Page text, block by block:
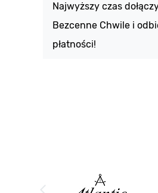
Najwyższy czas
Bezcenne Chwile i
płatności!